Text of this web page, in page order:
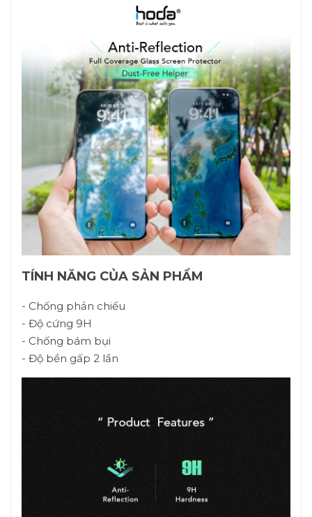
TÍNH NĂNG CỦA SẢN PHẨM
- Chống phản chiếu
- Độ cứng 9H
- Chống bám bụi
- Độ bền gấp 2 lần